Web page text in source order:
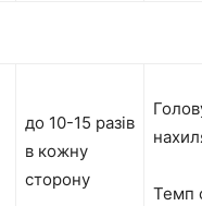
до 10-15 разів
в кожну
сторону
Темп